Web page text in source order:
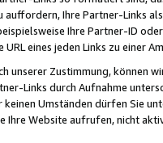
auffordern, Ihre Partner-Links
Ihre Partner-ID
eines jeden Links zu einer
unserer Zustimmung, können
Links durch Aufnahme
Umständen dürfen Sie
Ihre Website aufrufen, nicht